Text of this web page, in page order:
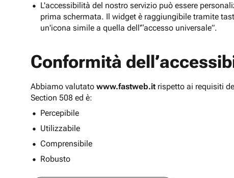
L'accessibilità del nostro servizio può essere
prima schermata. Il widget è raggiungibile tramite
un'icona simile a quella dell'“accesso universale”.
Conformità
Abbiamo valutato www.fastweb.it rispetto ai requisiti
Section 508 ed è:
Percepibile
Utilizzabile
Comprensibile
Robusto